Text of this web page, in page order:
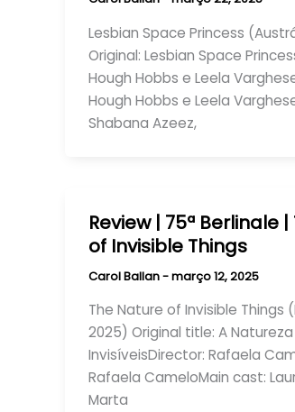
Lesbian Space Princess
Original: Lesbian Space
Hough Hobbs e Leela
Hough Hobbs e Leela
Shabana Azeez,
Review | 75ª Berlinale
of Invisible Things
Carol Ballan-março 12, 2025
The Nature of Invisible Things
2025) Original title: A
InvisíveisDirector: Rafaela
Rafaela CameloMain cast:
Marta